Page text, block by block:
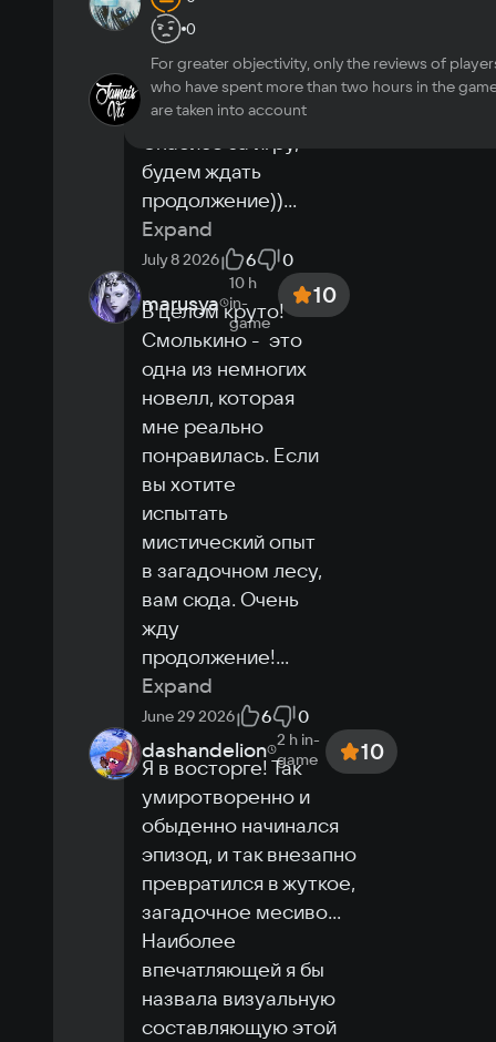
1231231231
July 15
2026
0 1
JamaisVu 2 hin-
game
10
Отличное начало))
Спасибо за игру,
будем ждать
продолжение))...
Expand
July 8 2026 6 0
marusya
10 h
in-
game
10
В целом круто!
Смолькино -  это
одна из немногих
новелл, которая
мне реально
понравилась. Если
вы хотите
испытать
мистический опыт
в загадочном лесу,
вам сюда. Очень
жду
продолжение!...
Expand
June 29 2026 6 0
dashandelion 2 h in-
game
10
Я в восторге! Так
умиротворенно и
обыденно начинался
эпизод, и так внезапно
превратился в жуткое,
загадочное месиво...
Наиболее
впечатляющей я бы
назвала визуальную
составляющую этой
0
For greater objectivity, only the reviews of
who have spent more than two hours in the
are taken into account